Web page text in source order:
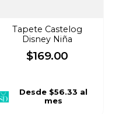
Tapete Castelog
Disney Niña
$169.00
Desde$56.33 al
mes